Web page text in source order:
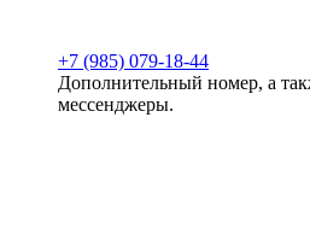
+7 (985) 079-18-44
Дополнительный номер, а
мессенджеры.